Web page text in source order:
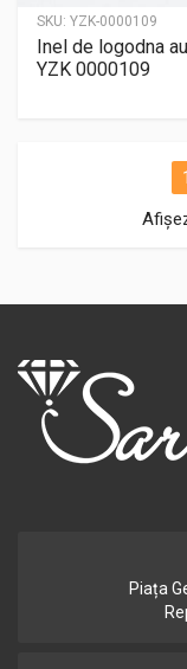
SKU: YZK-0000109
Inel de logodna
YZK 0000109
1
Piața